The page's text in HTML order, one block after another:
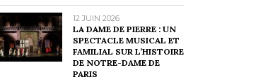
12 JUIN 2026
LA DAME DE PIERRE : UN
SPECTACLE MUSICAL ET
FAMILIAL SUR L’HISTOIRE
DE NOTRE-DAME DE
PARIS